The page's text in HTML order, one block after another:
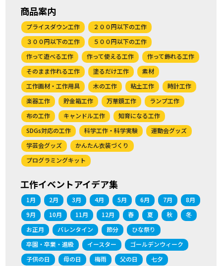
商品案内
プライスダウン工作
２００円以下の工作
３００円以下の工作
５００円以下の工作
作って遊べる工作
作って使える工作
作って飾れる工作
そのまま作れる工作
塗るだけ工作
素材
工作画材・工作用具
木の工作 粘土工作
時計工作
楽器工作
貯金箱工作 万華鏡工作
ランプ工作
布の工作
キャンドル工作
知育になる工作
SDGs対応の工作
科学工作・科学実験
運動会グッズ
学芸会グッズ
かんたん衣装づくり
プログラミングキット
工作イベントアイデア集
1月 2月 3月 4月 5月 6月 7月
8月
9月
10月 11月 12月 春 夏 秋
冬
お正月
バレンタイン 節分
ひな祭り
卒園・卒業・進級
イースター
ゴールデンウィーク
子供の日
母の日 梅雨 父の日
七夕